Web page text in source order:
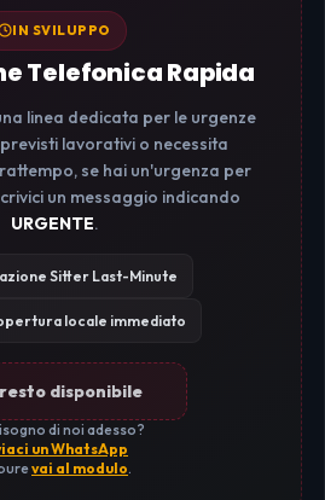
IN SVILUPPO
Telefonica Rapida
linea dedicata per le urgenze
lavorativi o necessita
se hai un'urgenza per
un messaggio indicando
URGENTE.
Sitter Last-Minute
locale immediato
disponibile
di noi adesso?
un WhatsApp
vai al modulo.